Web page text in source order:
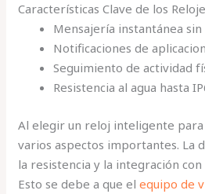
Características Clave de los
Mensajería instantánea
Notificaciones de
Seguimiento de actividad
Resistencia al agua hasta
Al elegir un reloj inteligente para
varios aspectos importantes. La
la resistencia y la integración con
Esto se debe a que elequipo de